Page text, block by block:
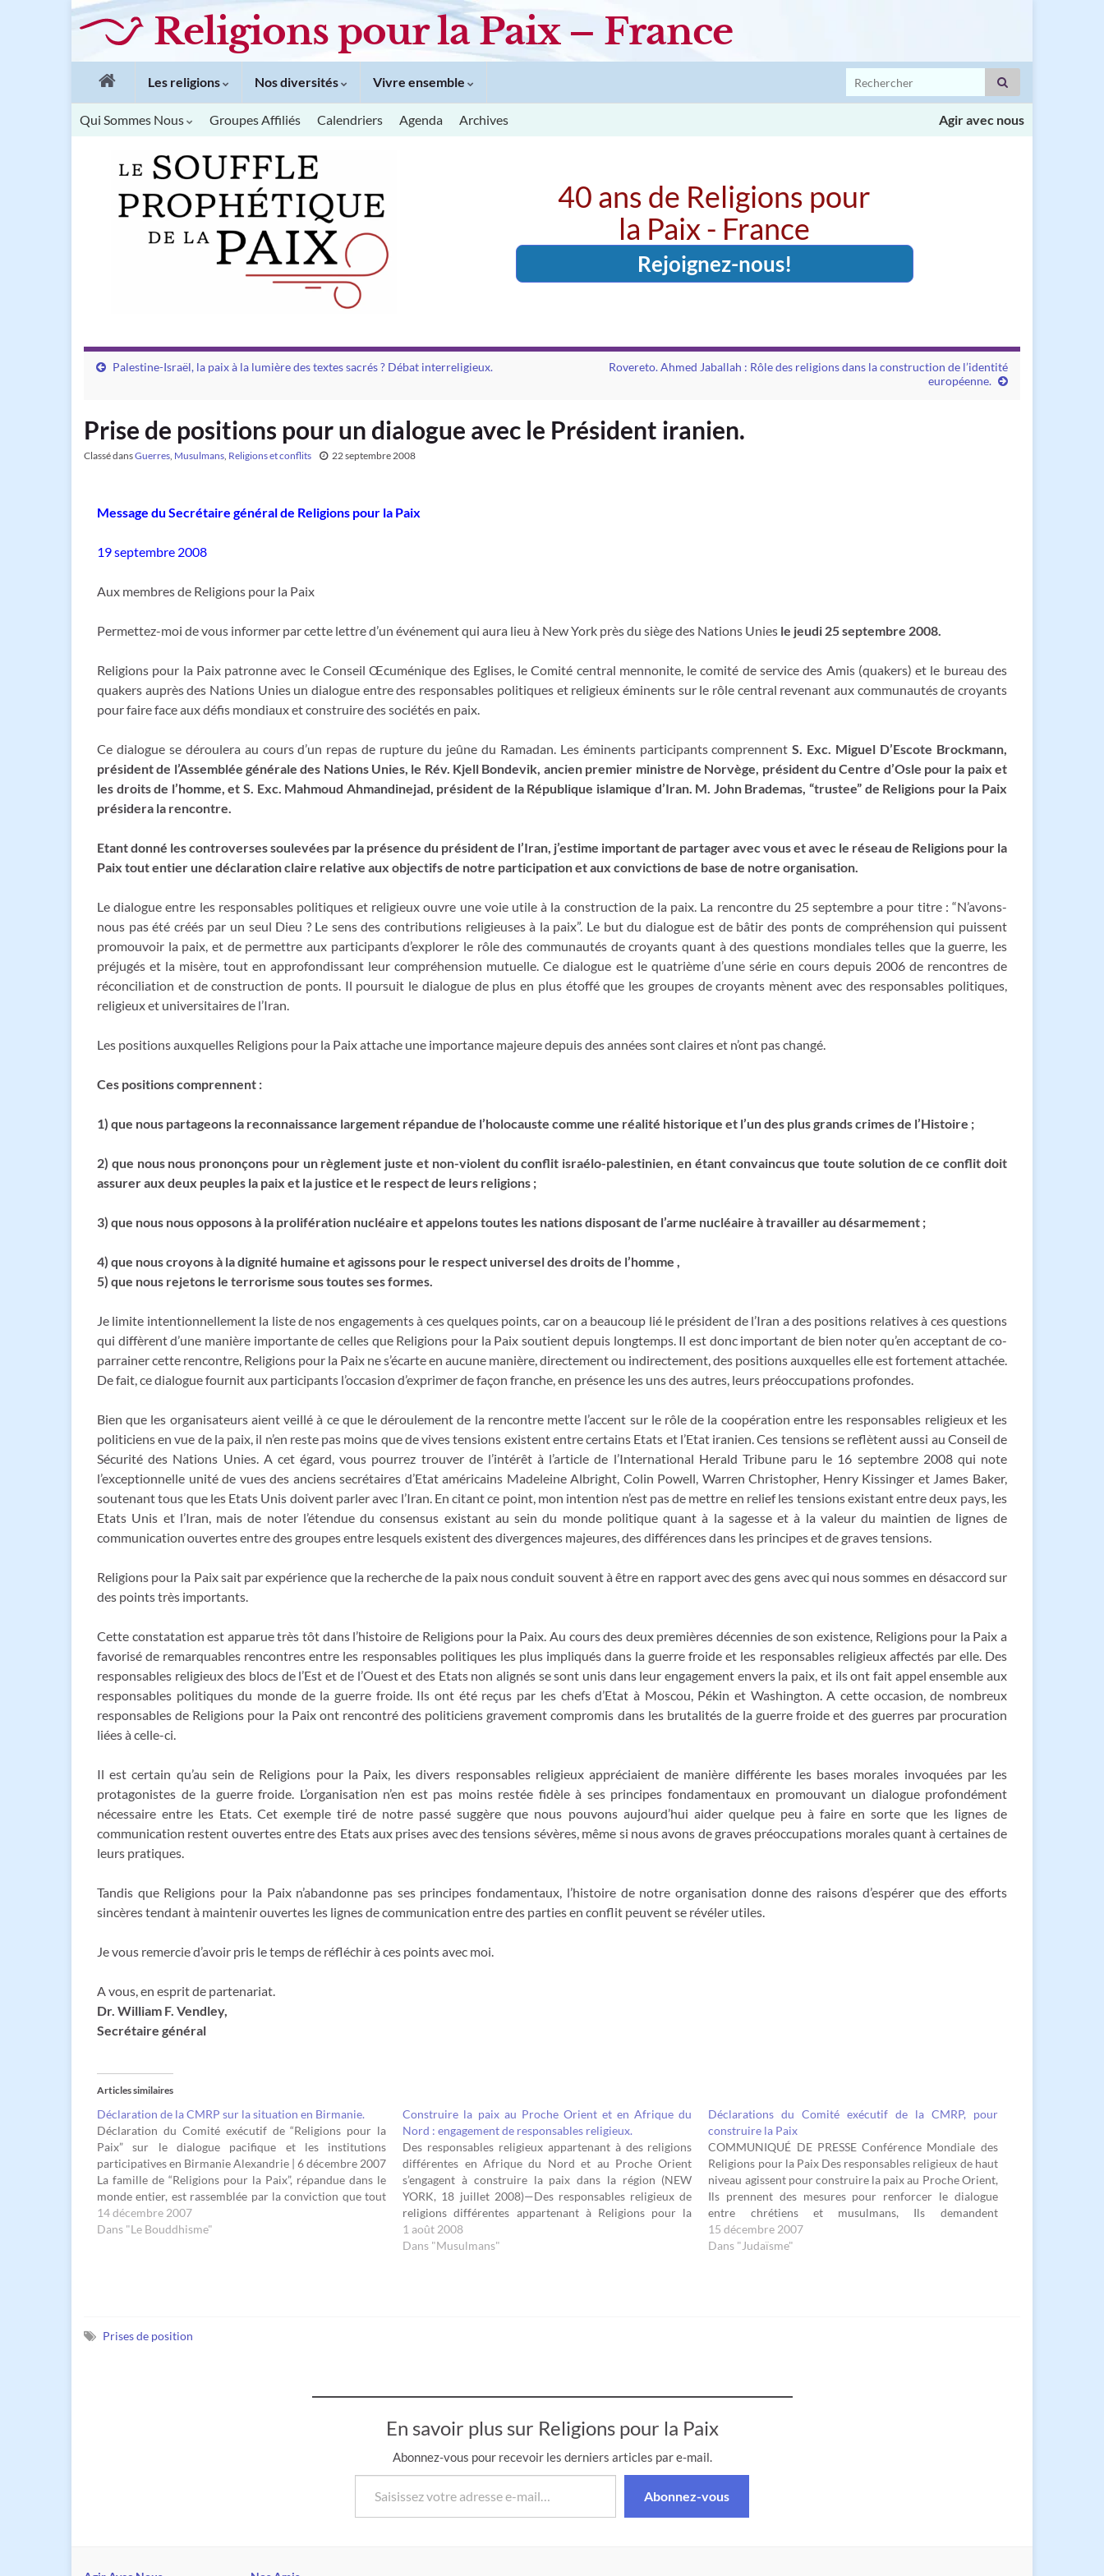
Religions pour la Paix – France
Les religions Nos diversités Vivre ensemble Search for:
Qui Sommes Nous Groupes Affiliés Calendriers Agenda Archives Agir avec nous
40 ans de Religions pour
la Paix - France
Rejoignez-nous!
Palestine-Israël, la paix à la lumière des textes sacrés ? Débat interreligieux.
Rovereto. Ahmed Jaballah : Rôle des religions dans la construction de l’identité
européenne.
Prise de positions pour un dialogue avec le Président iranien.
Classé dansGuerres Musulmans Religions et conflits 22 septembre 2008
Message du Secrétaire général de Religions pour la Paix
19 septembre 2008
Aux membres de Religions pour la Paix
Permettez-moi de vous informer par cette lettre d’un événement qui aura lieu à New York près du siège des Nations Unies le jeudi 25 septembre 2008.
Religions pour la Paix patronne avec le Conseil Œcuménique des Eglises, le Comité central mennonite, le comité de service des Amis (quakers) et le bureau des
quakers auprès des Nations Unies un dialogue entre des responsables politiques et religieux éminents sur le rôle central revenant aux communautés de croyants
pour faire face aux défis mondiaux et construire des sociétés en paix.
Ce dialogue se déroulera au cours d’un repas de rupture du jeûne du Ramadan. Les éminents participants comprennentS. Exc. Miguel D’Escote Brockmann,
président de l’Assemblée générale des Nations Unies, le Rév. Kjell Bondevik, ancien premier ministre de Norvège, président du Centre d’Osle pour la paix et
les droits de l’homme, et S. Exc. Mahmoud Ahmandinejad, président de la République islamique d’Iran. M. John Brademas, “trustee” de Religions pour la Paix
présidera la rencontre.
Etant donné les controverses soulevées par la présence du président de l’Iran, j’estime important de partager avec vous et avec le réseau de Religions pour la
Paix tout entier une déclaration claire relative aux objectifs de notre participation et aux convictions de base de notre organisation.
Le dialogue entre les responsables politiques et religieux ouvre une voie utile à la construction de la paix. La rencontre du 25 septembre a pour titre : “N’avons-
nous pas été créés par un seul Dieu ? Le sens des contributions religieuses à la paix”. Le but du dialogue est de bâtir des ponts de compréhension qui puissent
promouvoir la paix, et de permettre aux participants d’explorer le rôle des communautés de croyants quant à des questions mondiales telles que la guerre, les
préjugés et la misère, tout en approfondissant leur compréhension mutuelle. Ce dialogue est le quatrième d’une série en cours depuis 2006 de rencontres de
réconciliation et de construction de ponts. Il poursuit le dialogue de plus en plus étoffé que les groupes de croyants mènent avec des responsables politiques,
religieux et universitaires de l’Iran.
Les positions auxquelles Religions pour la Paix attache une importance majeure depuis des années sont claires et n’ont pas changé.
Ces positions comprennent :
1) que nous partageons la reconnaissance largement répandue de l’holocauste comme une réalité historique et l’un des plus grands crimes de l’Histoire ;
2) que nous nous prononçons pour un règlement juste et non-violent du conflit israélo-palestinien, en étant convaincus que toute solution de ce conflit doit
assurer aux deux peuples la paix et la justice et le respect de leurs religions ;
3) que nous nous opposons à la prolifération nucléaire et appelons toutes les nations disposant de l’arme nucléaire à travailler au désarmement ;
4) que nous croyons à la dignité humaine et agissons pour le respect universel des droits de l’homme ,
5) que nous rejetons le terrorisme sous toutes ses formes.
Je limite intentionnellement la liste de nos engagements à ces quelques points, car on a beaucoup lié le président de l’Iran a des positions relatives à ces questions
qui diffèrent d’une manière importante de celles que Religions pour la Paix soutient depuis longtemps. Il est donc important de bien noter qu’en acceptant de co-
parrainer cette rencontre, Religions pour la Paix ne s’écarte en aucune manière, directement ou indirectement, des positions auxquelles elle est fortement attachée.
De fait, ce dialogue fournit aux participants l’occasion d’exprimer de façon franche, en présence les uns des autres, leurs préoccupations profondes.
Bien que les organisateurs aient veillé à ce que le déroulement de la rencontre mette l’accent sur le rôle de la coopération entre les responsables religieux et les
politiciens en vue de la paix, il n’en reste pas moins que de vives tensions existent entre certains Etats et l’Etat iranien. Ces tensions se reflètent aussi au Conseil de
Sécurité des Nations Unies. A cet égard, vous pourrez trouver de l’intérêt à l’article de l’International Herald Tribune paru le 16 septembre 2008 qui note
l’exceptionnelle unité de vues des anciens secrétaires d’Etat américains Madeleine Albright, Colin Powell, Warren Christopher, Henry Kissinger et James Baker,
soutenant tous que les Etats Unis doivent parler avec l’Iran. En citant ce point, mon intention n’est pas de mettre en relief les tensions existant entre deux pays, les
Etats Unis et l’Iran, mais de noter l’étendue du consensus existant au sein du monde politique quant à la sagesse et à la valeur du maintien de lignes de
communication ouvertes entre des groupes entre lesquels existent des divergences majeures, des différences dans les principes et de graves tensions.
Religions pour la Paix sait par expérience que la recherche de la paix nous conduit souvent à être en rapport avec des gens avec qui nous sommes en désaccord sur
des points très importants.
Cette constatation est apparue très tôt dans l’histoire de Religions pour la Paix. Au cours des deux premières décennies de son existence, Religions pour la Paix a
favorisé de remarquables rencontres entre les responsables politiques les plus impliqués dans la guerre froide et les responsables religieux affectés par elle. Des
responsables religieux des blocs de l’Est et de l’Ouest et des Etats non alignés se sont unis dans leur engagement envers la paix, et ils ont fait appel ensemble aux
responsables politiques du monde de la guerre froide. Ils ont été reçus par les chefs d’Etat à Moscou, Pékin et Washington. A cette occasion, de nombreux
responsables de Religions pour la Paix ont rencontré des politiciens gravement compromis dans les brutalités de la guerre froide et des guerres par procuration
liées à celle-ci.
Il est certain qu’au sein de Religions pour la Paix, les divers responsables religieux appréciaient de manière différente les bases morales invoquées par les
protagonistes de la guerre froide. L’organisation n’en est pas moins restée fidèle à ses principes fondamentaux en promouvant un dialogue profondément
nécessaire entre les Etats. Cet exemple tiré de notre passé suggère que nous pouvons aujourd’hui aider quelque peu à faire en sorte que les lignes de
communication restent ouvertes entre des Etats aux prises avec des tensions sévères, même si nous avons de graves préoccupations morales quant à certaines de
leurs pratiques.
Tandis que Religions pour la Paix n’abandonne pas ses principes fondamentaux, l’histoire de notre organisation donne des raisons d’espérer que des efforts
sincères tendant à maintenir ouvertes les lignes de communication entre des parties en conflit peuvent se révéler utiles.
Je vous remercie d’avoir pris le temps de réfléchir à ces points avec moi.
A vous, en esprit de partenariat.
Dr. William F. Vendley,
Secrétaire général
Articles similaires
Déclaration de la CMRP sur la situation en Birmanie.
Déclaration du Comité exécutif de “Religions pour la
Paix” sur le dialogue pacifique et les institutions
participatives en Birmanie Alexandrie | 6 décembre 2007
La famille de “Religions pour la Paix”, répandue dans le
monde entier, est rassemblée par la conviction que tout
acte commis contre les communautés religieuses sous…
14 décembre 2007
Dans "Le Bouddhisme"
Construire la paix au Proche Orient et en Afrique du
Nord : engagement de responsables religieux.
Des responsables religieux appartenant à des religions
différentes en Afrique du Nord et au Proche Orient
s’engagent à construire la paix dans la région (NEW
YORK, 18 juillet 2008)—Des responsables religieux de
religions différentes appartenant à Religions pour la
Paix, le rassemblement pluri-religieux le plus vaste et le
plus représentatif,…
1 août 2008
Dans "Musulmans"
Déclarations du Comité exécutif de la CMRP, pour
construire la Paix
COMMUNIQUÉ DE PRESSE Conférence Mondiale des
Religions pour la Paix Des responsables religieux de haut
niveau agissent pour construire la paix au Proche Orient,
Ils prennent des mesures pour renforcer le dialogue
entre chrétiens et musulmans, Ils demandent
l’établissement d’institutions participatives en Birmanie
—Des responsables du Proche-Orient de religions
15 décembre 2007
Dans "Judaïsme"
Prises de position
En savoir plus sur Religions pour la Paix
Abonnez-vous pour recevoir les derniers articles par e-mail.
Saisissez votre adresse e-mail…
Abonnez-vous